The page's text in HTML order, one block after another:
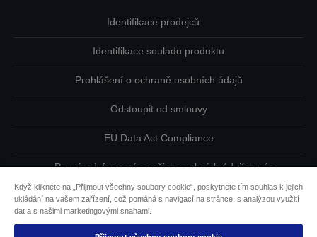
Identifikace prodejců
Identifikace souladu produktu
Prohlášení o ochraně osobních údajů
Odstoupit od smlouvy
EU Data Act Compliance
Pro více informací o vašich osobních údajích nás
Informace o souborech cookie
Když kliknete na „Přijmout všechny soubory cookie“, poskytnete tím souhlas k jejich
ukládání na vašem zařízení, což pomáhá s navigací na stránce, s analýzou využití
dat a s našimi marketingovými snahami.